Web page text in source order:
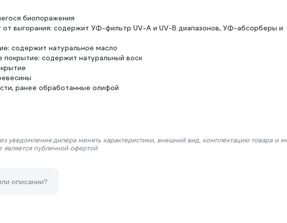
биопоражения
выгорания: содержит УФ-фильтр UV-A и UV-B диапазонов, УФ-абсорберы и
содержит натуральное масло
содержит натуральный воск
ранее обработанные олифой
уведомления дилера менять характеристики, внешний вид, комплектацию товара и
является публичной офертой
описании?